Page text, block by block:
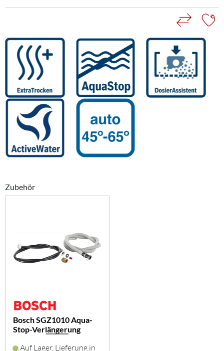
Zubehör
Bosch SGZ1010 Aqua-
Stop-Verlängerung
Auf Lager, Lieferung in